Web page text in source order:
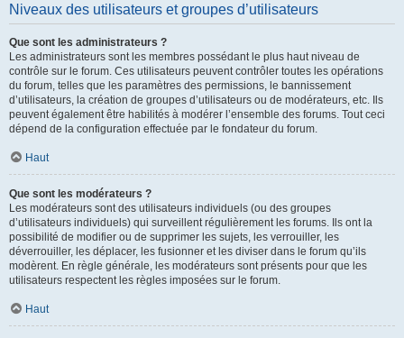
Niveaux des utilisateurs et groupes d’utilisateurs
Que sont les administrateurs ?
Les administrateurs sont les membres possédant le plus haut niveau de
contrôle sur le forum. Ces utilisateurs peuvent contrôler toutes les opérations
du forum, telles que les paramètres des permissions, le bannissement
d’utilisateurs, la création de groupes d’utilisateurs ou de modérateurs, etc. Ils
peuvent également être habilités à modérer l’ensemble des forums. Tout ceci
dépend de la configuration effectuée par le fondateur du forum.
Haut
Que sont les modérateurs ?
Les modérateurs sont des utilisateurs individuels (ou des groupes
d’utilisateurs individuels) qui surveillent régulièrement les forums. Ils ont la
possibilité de modifier ou de supprimer les sujets, les verrouiller, les
déverrouiller, les déplacer, les fusionner et les diviser dans le forum qu’ils
modèrent. En règle générale, les modérateurs sont présents pour que les
utilisateurs respectent les règles imposées sur le forum.
Haut